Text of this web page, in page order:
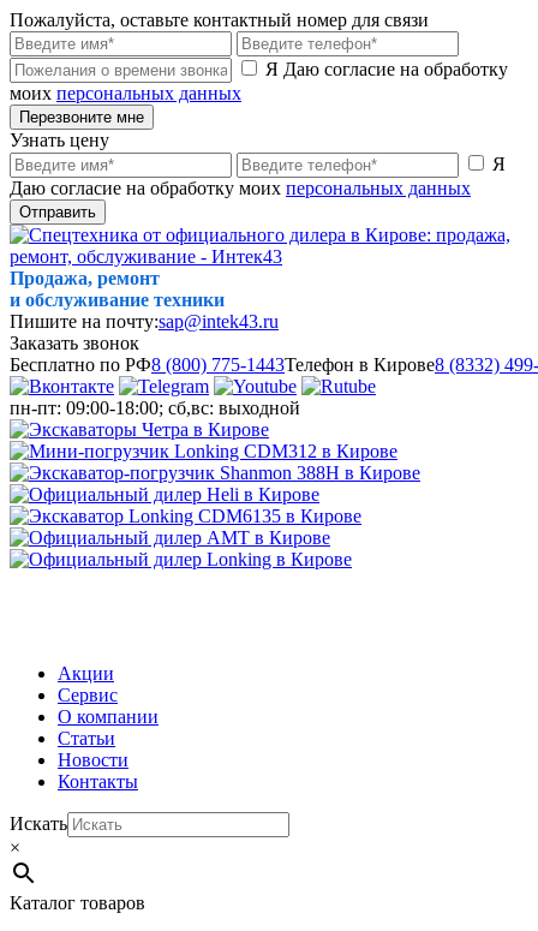
Пожалуйста, оставьте контактный номер для связи
Я Даю согласие на обработку
моих персональных данных
Перезвоните мне
Узнать цену
Я
Даю согласие на обработку моих персональных данных
Отправить
Продажа, ремонт
и обслуживание техники
Пишите на почту:sap@intek43.ru
Заказать звонок
Бесплатно по РФ8 (800) 775-1443Телефон в Кирове8 (8332)
пн-пт: 09:00-18:00; сб,вс: выходной
Акции
Сервис
О компании
Статьи
Новости
Контакты
Искать
×
Каталог товаров